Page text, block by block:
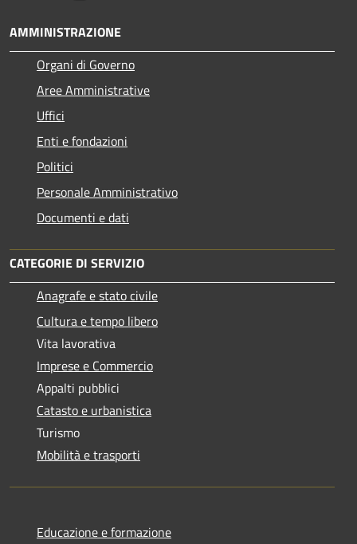
AMMINISTRAZIONE
Organi di Governo
Aree Amministrative
Uffici
Enti e fondazioni
Politici
Personale Amministrativo
Documenti e dati
CATEGORIE DI SERVIZIO
Anagrafe e stato civile
Cultura e tempo libero
Vita lavorativa
Imprese e Commercio
Appalti pubblici
Catasto e urbanistica
Turismo
Mobilità e trasporti
Educazione e formazione